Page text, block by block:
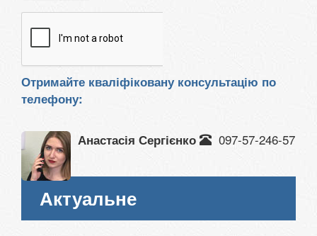
Отримайте кваліфіковану консультацію по
телефону:
Анастасія Сергієнко 097-57-246-57
Актуальне